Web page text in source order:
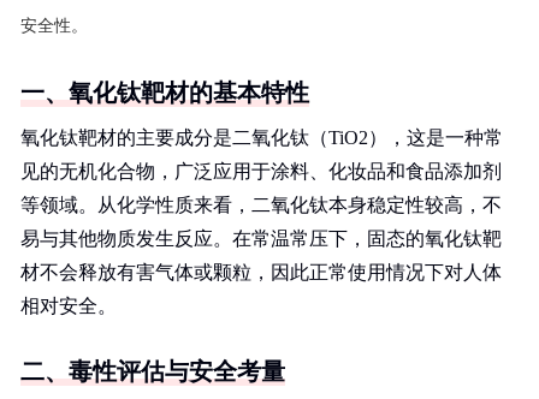
安全性。
一、氧化钛靶材的基本特性
氧化钛靶材的主要成分是二氧化钛（TiO2），这是一种常
见的无机化合物，广泛应用于涂料、化妆品和食品添加剂
等领域。从化学性质来看，二氧化钛本身稳定性较高，不
易与其他物质发生反应。在常温常压下，固态的氧化钛靶
材不会释放有害气体或颗粒，因此正常使用情况下对人体
相对安全。
二、毒性评估与安全考量